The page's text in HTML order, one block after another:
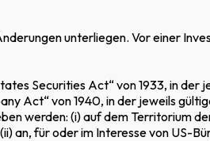
unterliegen. Vor einer
Securities Act“ von 1933, in der
Act“ von 1940, in der jeweils
werden: (i) auf dem Territorium
für oder im Interesse von US-